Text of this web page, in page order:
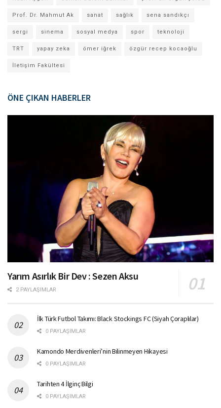
Prof. Dr. Mahmut Ak sanat sağlık sena sandıkçı
sergi sinema sosyal medya spor teknoloji
TRT yapay zeka ömer iğrek özgür recep kocaoğlu
İletişim Fakültesi
ÖNE ÇIKAN HABERLER
Yarım Asırlık Bir Dev : Sezen Aksu
2 PAYLAŞIMLAR
İlk Türk Futbol Takımı: Black Stockings FC (Siyah Çoraplılar)
0 PAYLAŞIMLAR
Kamondo Merdivenleri’nin Bilinmeyen Hikayesi
0 PAYLAŞIMLAR
Tarihten 4 İlginç Bilgi
0 PAYLAŞIMLAR